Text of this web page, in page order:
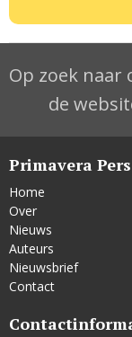
Op zoek naar
de
Primavera Pers
Home
Over
Nieuws
Auteurs
Nieuwsbrief
Contact